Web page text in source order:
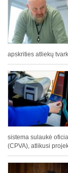
apskrities atliekų
sistema sulaukė
(CPVA), atlikusi